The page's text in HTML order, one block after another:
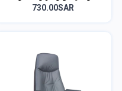
730.00SAR